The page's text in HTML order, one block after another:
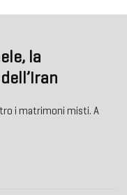
la
i matrimoni misti. A